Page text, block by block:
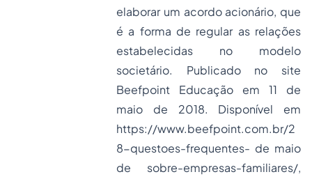
elaborar um acordo acionário, que
é a forma de regular as relações
estabelecidas no modelo
societário. Publicado no site
Beefpoint Educação em 11 de
maio de 2018. Disponível em
https://www.beefpoint.com.br/2
8-questoes-frequentes- de maio
de sobre-empresas-familiares/,